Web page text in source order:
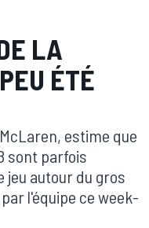
LA
ÉTÉ
estime que
sont parfois
jeu autour du gros
l'équipe ce week-